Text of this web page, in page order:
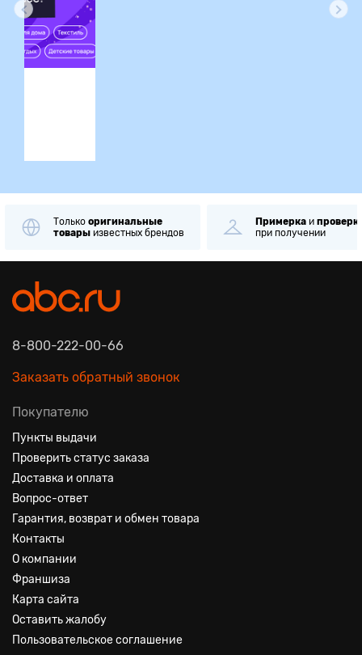
Только оригинальные
товары известных брендов
Примерка и
при получении
8-800-222-00-66
Заказать обратный звонок
Покупателю
Пункты выдачи
Проверить статус заказа
Доставка и оплата
Вопрос-ответ
Гарантия, возврат и обмен товара
Контакты
О компании
Франшиза
Карта сайта
Оставить жалобу
Пользовательское соглашение